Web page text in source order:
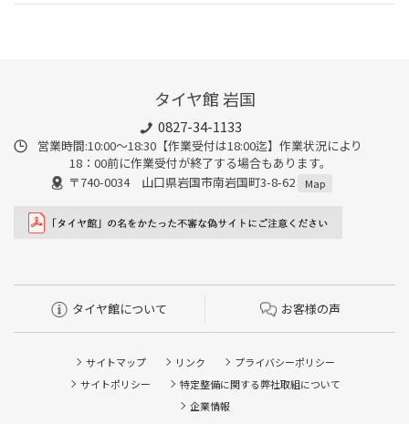
タイヤ館 岩国
0827-34-1133
営業時間:10:00〜18:30【作業受付は18:00迄】作業状況により
18：00前に作業受付が終了する場合もあります。
〒740-0034 山口県岩国市南岩国町3-8-62
Map
タイヤ館について お客様の声
サイトマップ リンク
プライバシーポリシー
サイトポリシー
特定整備に関する弊社取組について
企業情報